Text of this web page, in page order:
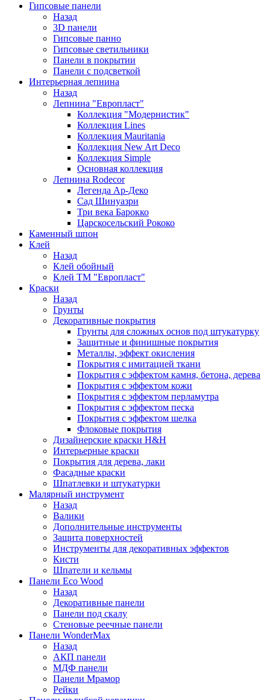
Гипсовые панели
Назад
3D панели
Гипсовые панно
Гипсовые светильники
Панели в покрытии
Панели с подсветкой
Интерьерная лепнина
Назад
Лепнина "Европласт"
Коллекция "Модернистик"
Коллекция Lines
Коллекция Mauritania
Коллекция New Art Deco
Коллекция Simple
Основная коллекция
Лепнина Rodecor
Легенда Ар-Деко
Сад Шинуазри
Три века Барокко
Царскосельский Рококо
Каменный шпон
Клей
Назад
Клей обойный
Клей ТМ "Европласт"
Краски
Назад
Грунты
Декоративные покрытия
Грунты для сложных основ под штукатурку
Защитные и финишные покрытия
Металлы, эффект окисления
Покрытия с имитацией ткани
Покрытия с эффектом камня, бетона, дерева
Покрытия с эффектом кожи
Покрытия с эффектом перламутра
Покрытия с эффектом песка
Покрытия с эффектом шелка
Флоковые покрытия
Дизайнерские краски H&H
Интерьерные краски
Покрытия для дерева, лаки
Фасадные краски
Шпатлевки и штукатурки
Малярный инструмент
Назад
Валики
Дополнительные инструменты
Защита поверхностей
Инструменты для декоративных эффектов
Кисти
Шпатели и кельмы
Панели Eco Wood
Назад
Декоративные панели
Панели под скалу
Стеновые реечные панели
Панели WonderMax
Назад
АКП панели
МДФ панели
Панели Мрамор
Рейки